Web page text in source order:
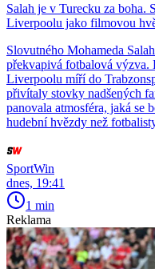
Salah je v Turecku za boha.
Liverpoolu jako filmovou
Slovutného Mohameda
překvapivá fotbalová výzva.
Liverpoolu míří do
přivítaly stovky nadšených
panovala atmosféra, jaká se
hudební hvězdy než
SportWin
dnes, 19:41
1 min
Reklama